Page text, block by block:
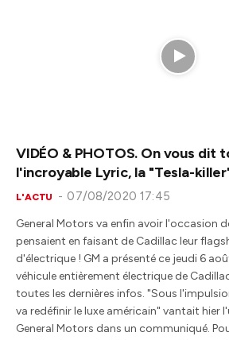
VIDÉO & PHOTOS. On vous dit
l'incroyable Lyric, la "Tesla-
L'ACTU 07/08/2020 17:45
General Motors va enfin avoir l'occasion
pensaient en faisant de Cadillac leur
d'électrique ! GM a présenté ce jeudi 6
véhicule entièrement électrique de
toutes les dernières infos. "Sous
va redéfinir le luxe américain" vantait hier
General Motors dans un communiqué.